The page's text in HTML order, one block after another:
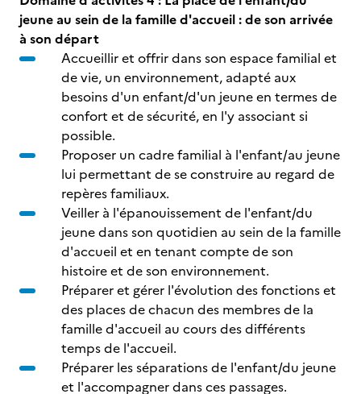
jeune au sein de la famille d'accueil : de son arrivée
à son départ
Accueillir et offrir dans son espace familial et
de vie, un environnement, adapté aux
besoins d'un enfant/d'un jeune en termes de
confort et de sécurité, en l'y associant si
possible.
Proposer un cadre familial à l'enfant/au jeune
lui permettant de se construire au regard de
repères familiaux.
Veiller à l'épanouissement de l'enfant/du
jeune dans son quotidien au sein de la famille
d'accueil et en tenant compte de son
histoire et de son environnement.
Préparer et gérer l'évolution des fonctions et
des places de chacun des membres de la
famille d'accueil au cours des différents
temps de l'accueil.
Préparer les séparations de l'enfant/du jeune
et l'accompagner dans ces passages.